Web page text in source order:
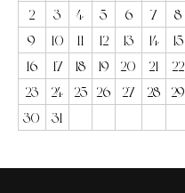
2
3 4 5 6 7
8
9
10 11 12 13 14
15
16
17 18 19 20 21
22
23
24 25 26 27 28
29
30
31